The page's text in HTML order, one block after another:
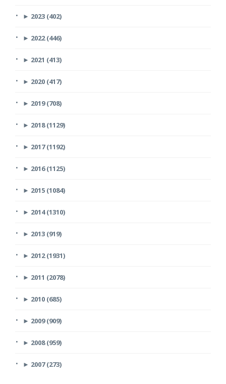
► 2023 (402)
► 2022 (446)
► 2021 (413)
► 2020 (417)
► 2019 (708)
► 2018 (1129)
► 2017 (1192)
► 2016 (1125)
► 2015 (1084)
► 2014 (1310)
► 2013 (919)
► 2012 (1931)
► 2011 (2078)
► 2010 (685)
► 2009 (909)
► 2008 (959)
► 2007 (273)